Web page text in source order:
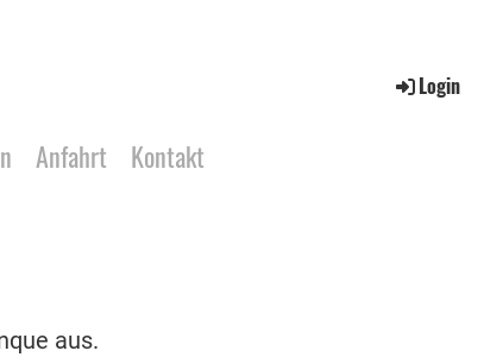
Login
Anfahrt Kontakt
aus.